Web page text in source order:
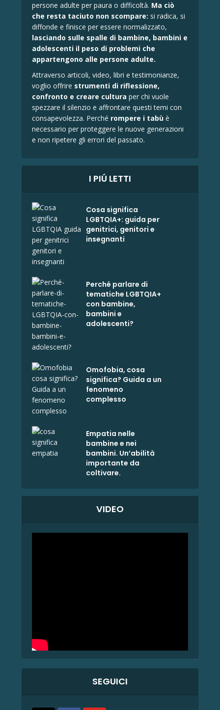
persone adulte per paura o difficoltà. Ma ciò
che resta taciuto non scompare: si radica, si
diffonde e finisce per essere normalizzato,
lasciando sulle spalle di bambine, bambini e
adolescenti il peso di problemi che
appartengono alle persone adulte.
Attraverso articoli, video, libri e testimonianze,
voglio offrire strumenti di riflessione,
confronto e creare cultura per chi vuole
spezzare il silenzio e affrontare questi temi con
consapevolezza. Perché rompere i tabù è
necessario per proteggere le nuove generazioni
e non ripetere gli errori del passato.
I PIÚ LETTI
Cosa significa
LGBTQIA+: guida per
genitrici, genitori e
insegnanti
Perché parlare di
tematiche LGBTQIA+
con bambine,
bambini e
adolescenti?
Omofobia, cosa
significa? Guida a un
fenomeno
complesso
Empatia nelle
bambine e nei
bambini. Un’abilità
importante da
coltivare.
VIDEO
SEGUICI